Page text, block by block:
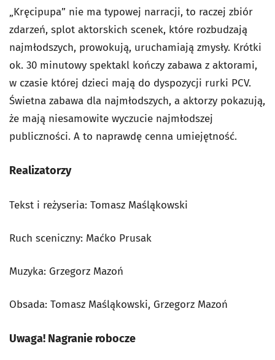
„Kręcipupa” nie ma typowej narracji, to raczej zbiór
zdarzeń, splot aktorskich scenek, które rozbudzają
najmłodszych, prowokują, uruchamiają zmysły. Krótki
ok. 30 minutowy spektakl kończy zabawa z aktorami,
w czasie której dzieci mają do dyspozycji rurki PCV.
Świetna zabawa dla najmłodszych, a aktorzy pokazują,
że mają niesamowite wyczucie najmłodszej
publiczności. A to naprawdę cenna umiejętność.
Realizatorzy
Tekst i reżyseria: Tomasz Maśląkowski
Ruch sceniczny: Maćko Prusak
Muzyka: Grzegorz Mazoń
Obsada: Tomasz Maśląkowski, Grzegorz Mazoń
Uwaga! Nagranie robocze